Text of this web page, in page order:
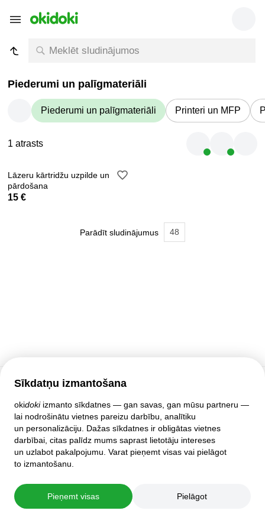
Piederumi un palīgmateriāli
Piederumi un palīgmateriāli Printeri un MFP
1 atrasts
Lāzeru kārtridžu uzpilde un
pārdošana
15 €
Parādīt sludinājumus 48
Sīkdatņu izmantošana
okidokiizmanto sīkdatnes — gan savas, gan mūsu partneru —
lai nodrošinātu vietnes pareizu darbību, analītiku
un personalizāciju. Dažas sīkdatnes ir obligātas vietnes
darbībai, citas palīdz mums saprast lietotāju intereses
un uzlabot pakalpojumu. Varat pieņemt visas vai pielāgot
to izmantošanu.
Pieņemt visas Pielāgot
Klientu atbalsts
Palīdzība
Politika un līgumi
Privātuma iestatījumi
Pilnā mājas lapas versija
© 2007–2026 oki